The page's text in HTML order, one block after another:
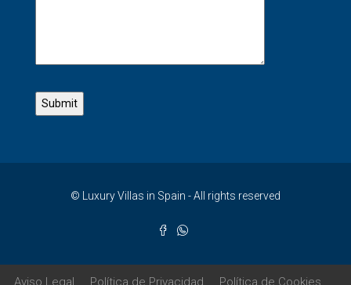
© Luxury Villas in Spain - All rights reserved
Aviso Legal Política de Privacidad
Política de Cookies